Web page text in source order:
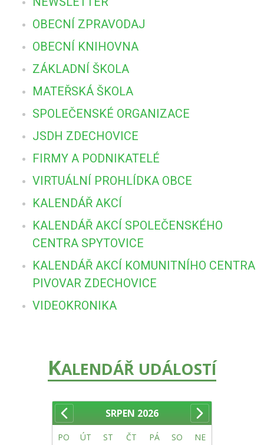
OBECNÍ ZPRAVODAJ
OBECNÍ KNIHOVNA
ZÁKLADNÍ ŠKOLA
MATEŘSKÁ ŠKOLA
SPOLEČENSKÉ ORGANIZACE
JSDH ZDECHOVICE
FIRMY A PODNIKATELÉ
VIRTUÁLNÍ PROHLÍDKA OBCE
KALENDÁŘ AKCÍ
KALENDÁŘ AKCÍ SPOLEČENSKÉHO
CENTRA SPYTOVICE
KALENDÁŘ AKCÍ KOMUNITNÍHO CENTRA
PIVOVAR ZDECHOVICE
VIDEOKRONIKA
KALENDÁŘ UDÁLOSTÍ
SRPEN 2026
PO ÚT ST ČT PÁ SO NE